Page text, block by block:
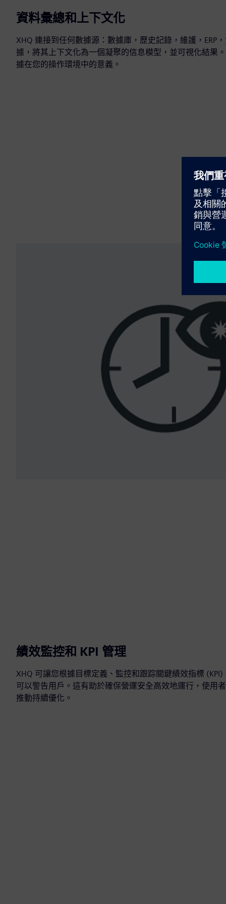
資料彙總和上下文化
XHQ 連接到任何數據源：數據庫，歷史記錄，維護，ERP
據，將其上下文化為一個凝聚的信息模型，並可視化結果
據在您的操作環境中的意義。
績效監控和 KPI 管理
XHQ 可讓您根據目標定義、監控和跟踪關鍵績效指標
可以警告用戶。這有助於確保營運安全高效地運行，使用
推動持續優化。